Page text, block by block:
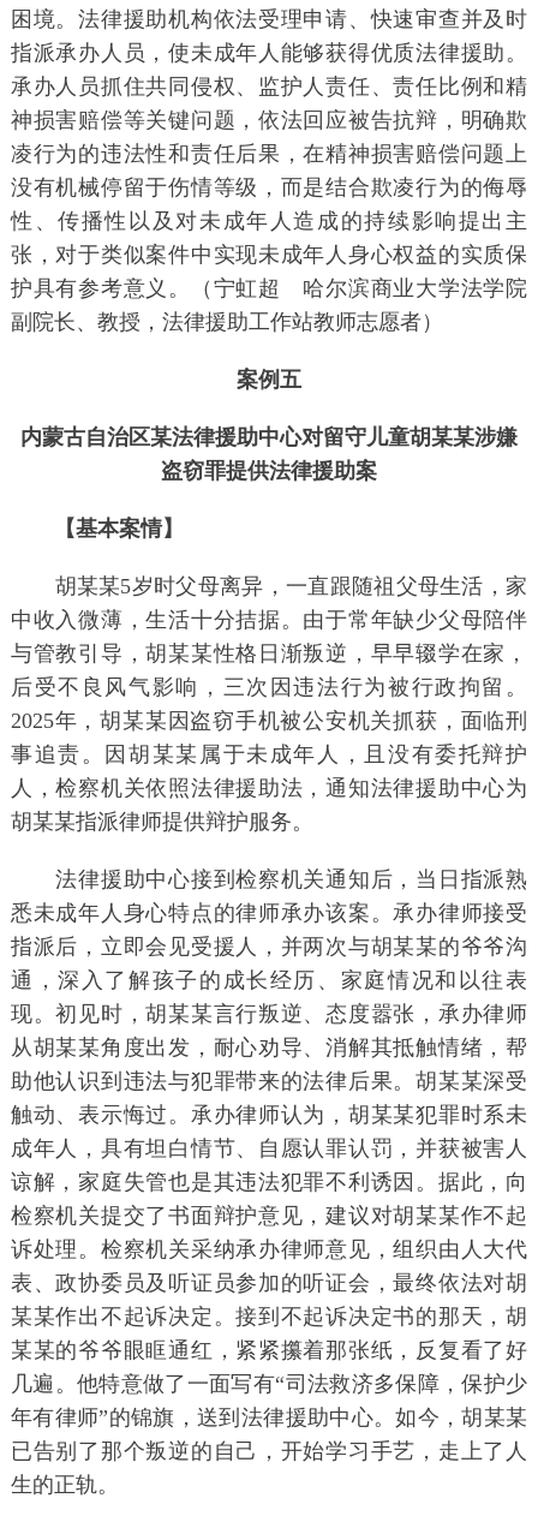
困境。法律援助机构依法受理申请、快速审查并及时
指派承办人员，使未成年人能够获得优质法律援助。
承办人员抓住共同侵权、监护人责任、责任比例和精
神损害赔偿等关键问题，依法回应被告抗辩，明确欺
凌行为的违法性和责任后果，在精神损害赔偿问题上
没有机械停留于伤情等级，而是结合欺凌行为的侮辱
性、传播性以及对未成年人造成的持续影响提出主
张，对于类似案件中实现未成年人身心权益的实质保
护具有参考意义。（宁虹超 哈尔滨商业大学法学院
副院长、教授，法律援助工作站教师志愿者）
案例五
内蒙古自治区某法律援助中心对留守儿童胡某某涉嫌
盗窃罪提供法律援助案
【基本案情】
胡某某5岁时父母离异，一直跟随祖父母生活，家
中收入微薄，生活十分拮据。由于常年缺少父母陪伴
与管教引导，胡某某性格日渐叛逆，早早辍学在家，
后受不良风气影响，三次因违法行为被行政拘留。
2025年，胡某某因盗窃手机被公安机关抓获，面临刑
事追责。因胡某某属于未成年人，且没有委托辩护
人，检察机关依照法律援助法，通知法律援助中心为
胡某某指派律师提供辩护服务。
法律援助中心接到检察机关通知后，当日指派熟
悉未成年人身心特点的律师承办该案。承办律师接受
指派后，立即会见受援人，并两次与胡某某的爷爷沟
通，深入了解孩子的成长经历、家庭情况和以往表
现。初见时，胡某某言行叛逆、态度嚣张，承办律师
从胡某某角度出发，耐心劝导、消解其抵触情绪，帮
助他认识到违法与犯罪带来的法律后果。胡某某深受
触动、表示悔过。承办律师认为，胡某某犯罪时系未
成年人，具有坦白情节、自愿认罪认罚，并获被害人
谅解，家庭失管也是其违法犯罪不利诱因。据此，向
检察机关提交了书面辩护意见，建议对胡某某作不起
诉处理。检察机关采纳承办律师意见，组织由人大代
表、政协委员及听证员参加的听证会，最终依法对胡
某某作出不起诉决定。接到不起诉决定书的那天，胡
某某的爷爷眼眶通红，紧紧攥着那张纸，反复看了好
几遍。他特意做了一面写有“司法救济多保障，保护少
年有律师”的锦旗，送到法律援助中心。如今，胡某某
已告别了那个叛逆的自己，开始学习手艺，走上了人
生的正轨。